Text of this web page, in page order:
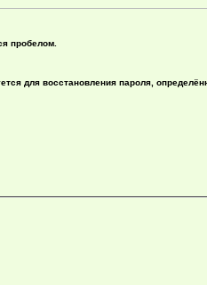
пробелом.
для восстановления пароля,